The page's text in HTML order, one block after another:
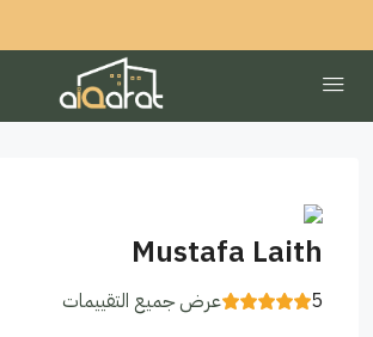
Mustafa Laith
5 عرض جميع التقييمات